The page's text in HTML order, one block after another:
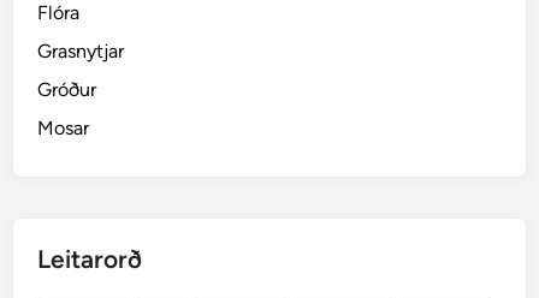
Flóra
Grasnytjar
Gróður
Mosar
Leitarorð